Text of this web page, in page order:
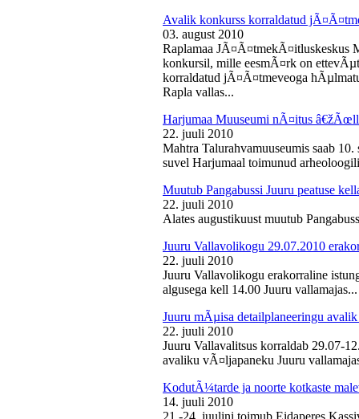
Avalik konkurss korraldatud
03. august 2010
Raplamaa JÃ¤Ã¤tmekÃ¤itluskeskus
konkursil, mille eesmÃ¤rk on
korraldatud jÃ¤Ã¤tmeveoga
Rapla vallas...
Harjumaa Muuseumi nÃ¤itus
22. juuli 2010
Mahtra Talurahvamuuseumis saab
suvel Harjumaal toimunud
Muutub Pangabussi Juuru peatuse
22. juuli 2010
Alates augustikuust muutub
Juuru Vallavolikogu 29.07.2010
22. juuli 2010
Juuru Vallavolikogu erakorraline
algusega kell 14.00 Juuru vallamajas...
Juuru mÃµisa detailplaneeringu
22. juuli 2010
Juuru Vallavalitsus korraldab 29.07-
avaliku vÃ¤ljapaneku Juuru
KodutÃ¼tarde ja noorte kotkaste
14. juuli 2010
21.-24. juulini toimub Eidaperes